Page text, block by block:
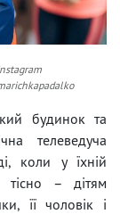
будинок та
телеведуча
коли у їхній
тісно – дітям
її чоловік і